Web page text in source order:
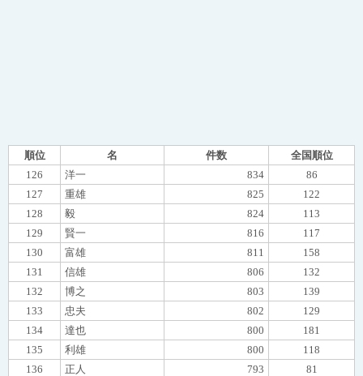
順位 名 件数
全国順位
126
洋一 834
86
127
重雄 825
122
128
毅 824
113
129
賢一 816
117
130
富雄 811
158
131
信雄 806
132
132
博之 803
139
133
忠夫 802
129
134
達也 800
181
135
利雄 800
118
136
正人 793
81